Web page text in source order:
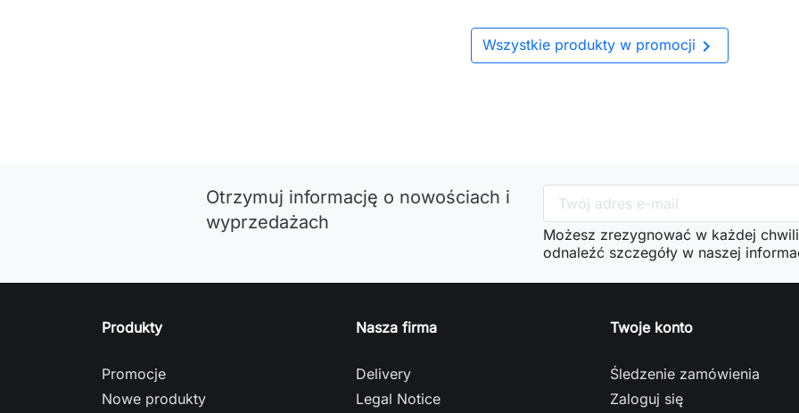
Wszystkie produkty w promocji 
Otrzymuj informację o nowościach i
wyprzedażach
Możesz zrezygnować w każdej
odnaleźć szczegóły w naszej
Produkty
Promocje
Nowe produkty
Nasza firma
Delivery
Legal Notice
Twoje konto
Śledzenie zamówienia
Zaloguj się